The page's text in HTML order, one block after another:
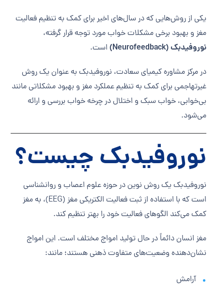
یکی از روش‌هایی که در سال‌های اخیر برای کمک به تنظیم فعالیت
مغز و بهبود برخی مشکلات خواب مورد توجه قرار گرفته،
نوروفیدبک (Neurofeedback) است.
در مرکز مشاوره کیمیای سعادت، نوروفیدبک به عنوان یک روش
غیرتهاجمی برای کمک به تنظیم عملکرد مغز و بهبود مشکلاتی مانند
بی‌خوابی، خواب سبک و اختلال در چرخه خواب بررسی و ارائه
می‌شود.
نوروفیدبک چیست؟
نوروفیدبک یک روش نوین در حوزه علوم اعصاب و روانشناسی
است که با استفاده از ثبت فعالیت الکتریکی مغز (EEG)، به مغز
کمک می‌کند الگوهای فعالیت خود را بهتر تنظیم کند.
مغز انسان دائماً در حال تولید امواج مختلف است. این امواج
نشان‌دهنده وضعیت‌های متفاوت ذهنی هستند؛ مانند:
آرامش